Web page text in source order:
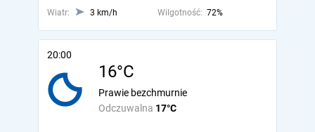
Wiatr:
3 km/h Wilgotność: 72%
20:00
16°C
Odczuwalna 17°C
Prawie bezchmurnie